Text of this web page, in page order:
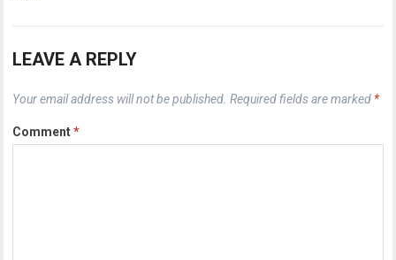
LEAVE A REPLY
Your email address will not be published. Required fields are marked *
Comment*